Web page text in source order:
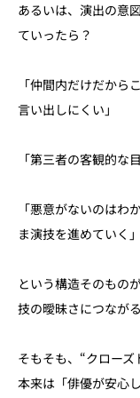
あるいは、演出の意
ていったら？
「仲間内だけだから
言い出しにくい」
「第三者の客観的な
「悪意がないのはわ
ま演技を進めていく」
という構造そのもの
技の曖昧さにつなが
そもそも、“クローズ
本来は「俳優が安心